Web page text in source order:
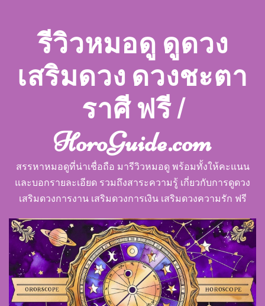
รีวิวหมอดู ดูดวง
เสริมดวง ดวงชะตา
ราศี ฟรี |
HoroGuide.com
สรรหาหมอดูที่น่าเชื่อถือ มารีวิวหมอดู พร้อมทั้งให้คะแนน
และบอกรายละเอียด รวมถึงสาระความรู้ เกี่ยวกับการดูดวง
เสริมดวงการงาน เสริมดวงการเงิน เสริมดวงความรัก ฟรี